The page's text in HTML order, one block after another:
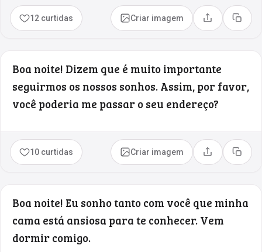
12 curtidas Criar imagem Compartilhar
Copiar
Boa noite! Dizem que é muito importante
seguirmos os nossos sonhos. Assim, por favor,
você poderia me passar o seu endereço?
10 curtidas Criar imagem Compartilhar
Copiar
Boa noite! Eu sonho tanto com você que minha
cama está ansiosa para te conhecer. Vem
dormir comigo.